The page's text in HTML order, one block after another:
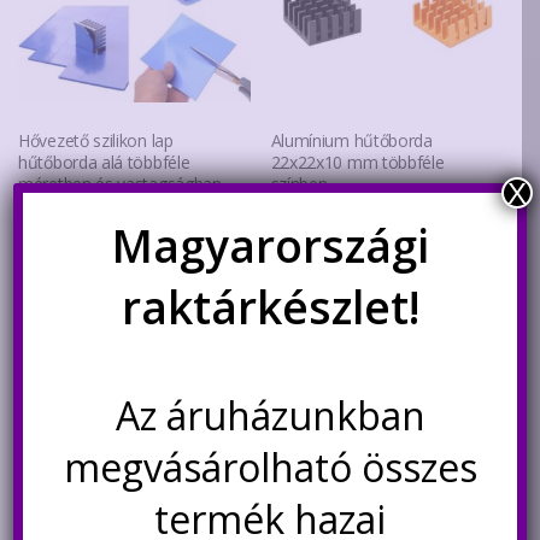
Hővezető szilikon lap
hűtőborda alá többféle
méretben és vastagságban
3.400 Ft
1.120Ft
3.400Ft
Opciók választása
Ennek
a
terméknek
van.
változatok
termékoldalon
Alumínium hűtőborda
22x22x10 mm többféle
színben
Opciók választása
Magyarországi
raktárkészlet!
Az áruházunkban
megvásárolható összes
termék hazai
X